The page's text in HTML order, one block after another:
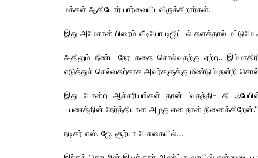
மக்கள் ஆகியோர் பார்வையிடவிருக்கிறார்கள்.
இது அமேசான் பிரைம் வீடியோ டிஜிட்டல் தளத்தால் மட்டுமே
அதிலும் நீண்ட நேர கதை சொல்வதற்கு ஏற்ற..
எடுத்துச் செல்வதற்காக அவர்களுக்கு மீண்டும் நன்றி
இது போன்ற ஆச்சரியங்கள் தான் ‘வதந்தி- தி
பயணத்தின் நேர்த்தியான அழகு என நான்
நடிகர் எஸ். ஜே. சூர்யா பேசுகையில்…